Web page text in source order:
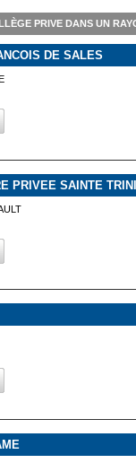
PRIVE DANS UN
DE SALES
PRIVEE SAINTE